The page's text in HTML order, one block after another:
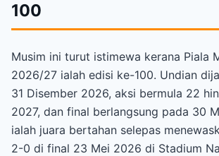
100
Musim ini turut istimewa kerana Piala
2026/27 ialah edisi ke-100. Undian
31 Disember 2026, aksi bermula 22
2027, dan final berlangsung pada 30
ialah juara bertahan selepas
2-0 di final 23 Mei 2026 di Stadium